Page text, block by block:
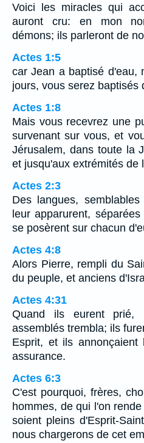
Voici les miracles qui
auront cru: en mon
démons; ils parleront de
Actes 1:5
car Jean a baptisé d'eau,
jours, vous serez baptisés
Actes 1:8
Mais vous recevrez une
survenant sur vous, et
Jérusalem, dans toute la
et jusqu'aux extrémités de
Actes 2:3
Des langues,
leur apparurent,
se posèrent sur chacun
Actes 4:8
Alors Pierre, rempli du
du peuple, et anciens
Actes 4:31
Quand ils eurent
assemblés trembla; ils
Esprit, et ils
assurance.
Actes 6:3
C'est pourquoi, frères,
hommes, de qui l'on
soient pleins d'Esprit-
nous chargerons de cet